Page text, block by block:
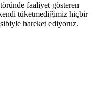
faaliyet gösteren
tüketmediğimiz hiçbir
hareket ediyoruz.